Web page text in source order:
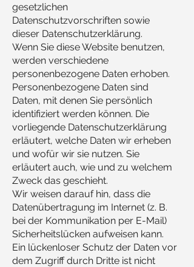
gesetzlichen
Datenschutzvorschriften sowie
dieser Datenschutzerklärung.
Wenn Sie diese Website benutzen,
werden verschiedene
personenbezogene Daten erhoben.
Personenbezogene Daten sind
Daten, mit denen Sie persönlich
identifiziert werden können. Die
vorliegende Datenschutzerklärung
erläutert, welche Daten wir erheben
und wofür wir sie nutzen. Sie
erläutert auch, wie und zu welchem
Zweck das geschieht.
Wir weisen darauf hin, dass die
Datenübertragung im Internet (z. B.
bei der Kommunikation per E-Mail)
Sicherheitslücken aufweisen kann.
Ein lückenloser Schutz der Daten vor
dem Zugriff durch Dritte ist nicht